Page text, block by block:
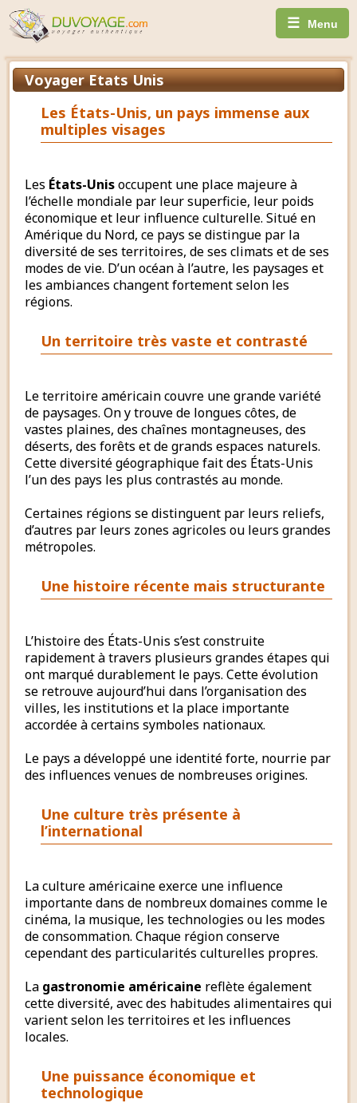
☰ Menu
Voyager Etats Unis
Les États-Unis, un pays immense aux
multiples visages
Les États-Unisoccupent une place majeure à
l’échelle mondiale par leur superficie, leur poids
économique et leur influence culturelle. Situé en
Amérique du Nord, ce pays se distingue par la
diversité de ses territoires, de ses climats et de ses
modes de vie. D’un océan à l’autre, les paysages et
les ambiances changent fortement selon les
régions.
Un territoire très vaste et contrasté
Le territoire américain couvre une grande variété
de paysages. On y trouve de longues côtes, de
vastes plaines, des chaînes montagneuses, des
déserts, des forêts et de grands espaces naturels.
Cette diversité géographique fait des États-Unis
l’un des pays les plus contrastés au monde.
Certaines régions se distinguent par leurs reliefs,
d’autres par leurs zones agricoles ou leurs grandes
métropoles.
Une histoire récente mais structurante
L’histoire des États-Unis s’est construite
rapidement à travers plusieurs grandes étapes qui
ont marqué durablement le pays. Cette évolution
se retrouve aujourd’hui dans l’organisation des
villes, les institutions et la place importante
accordée à certains symboles nationaux.
Le pays a développé une identité forte, nourrie par
des influences venues de nombreuses origines.
Une culture très présente à
l’international
La culture américaine exerce une influence
importante dans de nombreux domaines comme le
cinéma, la musique, les technologies ou les modes
de consommation. Chaque région conserve
cependant des particularités culturelles propres.
La gastronomie américaine reflète également
cette diversité, avec des habitudes alimentaires qui
varient selon les territoires et les influences
locales.
Une puissance économique et
technologique